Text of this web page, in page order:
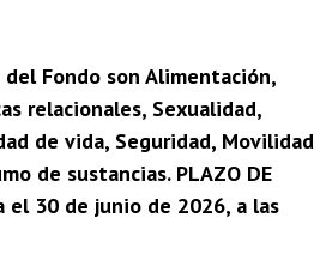
Fondo son Alimentación,
relacionales, Sexualidad,
de vida, Seguridad, Movilidad
de sustancias. PLAZO DE
el 30 de junio de 2026, a las